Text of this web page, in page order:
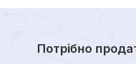
Потрібно